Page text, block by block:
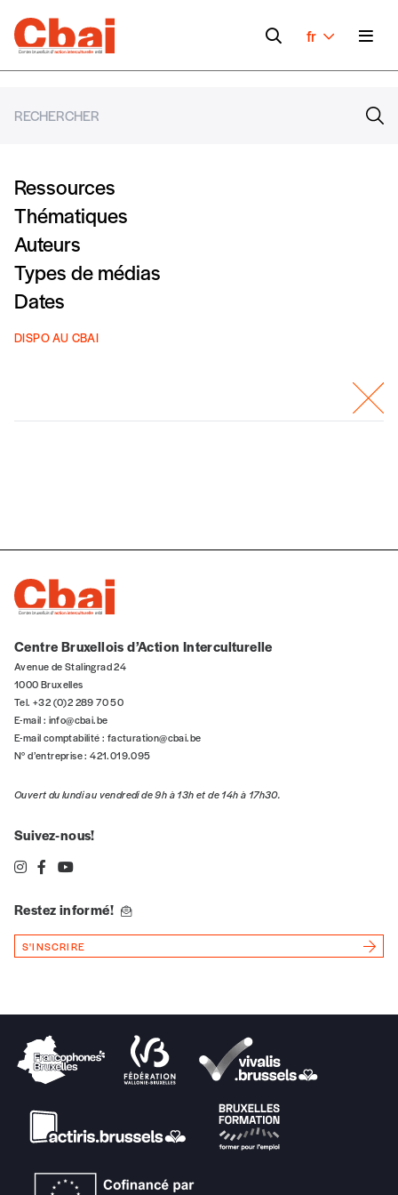
fr
Ressources
Thématiques
Auteurs
Types de médias
Dates
DISPO AU CBAI
Centre Bruxellois d’Action Interculturelle
Avenue de Stalingrad 24
1000 Bruxelles
Tel. +32 (0)2 289 70 50
E-mail : info@cbai.be
E-mail comptabilité : facturation@cbai.be
N° d’entreprise : 421.019.095
Ouvert du lundi au vendredi de 9h à 13h et de 14h à 17h30.
Suivez-nous!
Restez informé!
S'INSCRIRE